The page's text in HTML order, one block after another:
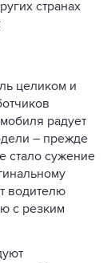
странах
целиком и
радует
– прежде
стало сужение
водителю
с резким